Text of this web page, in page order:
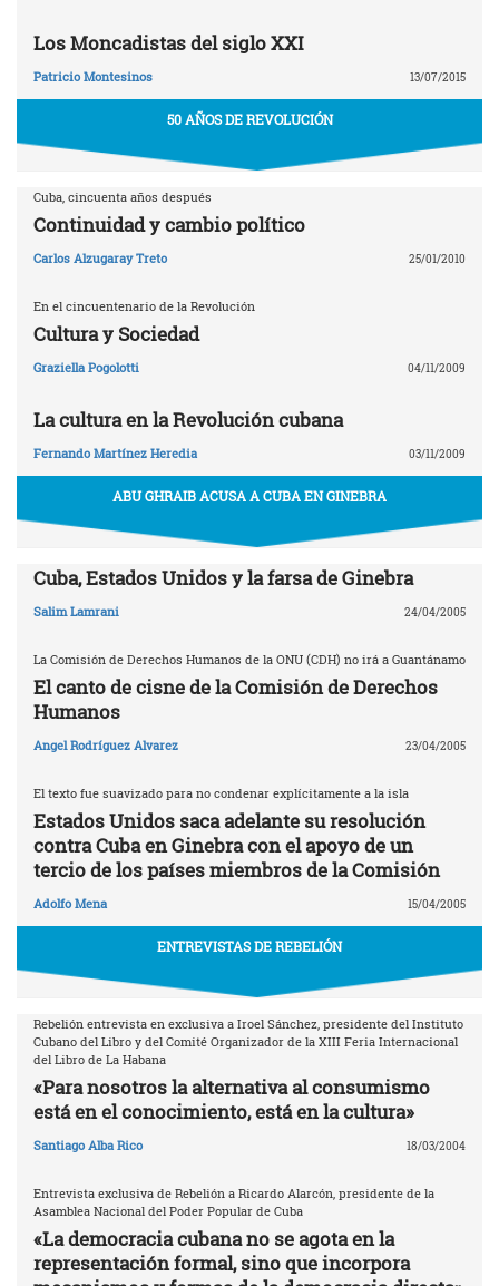
Los Moncadistas del siglo XXI
Patricio Montesinos 13/07/2015
50 AÑOS DE REVOLUCIÓN
Cuba, cincuenta años después
Continuidad y cambio político
Carlos Alzugaray Treto 25/01/2010
En el cincuentenario de la Revolución
Cultura y Sociedad
Graziella Pogolotti 04/11/2009
La cultura en la Revolución cubana
Fernando Martínez Heredia 03/11/2009
ABU GHRAIB ACUSA A CUBA EN GINEBRA
Cuba, Estados Unidos y la farsa de Ginebra
Salim Lamrani 24/04/2005
La Comisión de Derechos Humanos de la ONU (CDH) no irá a Guantánamo
El canto de cisne de la Comisión de Derechos
Humanos
Angel Rodríguez Alvarez 23/04/2005
El texto fue suavizado para no condenar explícitamente a la isla
Estados Unidos saca adelante su resolución
contra Cuba en Ginebra con el apoyo de un
tercio de los países miembros de la Comisión
Adolfo Mena 15/04/2005
ENTREVISTAS DE REBELIÓN
Rebelión entrevista en exclusiva a Iroel Sánchez, presidente del Instituto
Cubano del Libro y del Comité Organizador de la XIII Feria Internacional
del Libro de La Habana
«Para nosotros la alternativa al consumismo
está en el conocimiento, está en la cultura»
Santiago Alba Rico 18/03/2004
Entrevista exclusiva de Rebelión a Ricardo Alarcón, presidente de la
Asamblea Nacional del Poder Popular de Cuba
«La democracia cubana no se agota en la
representación formal, sino que incorpora